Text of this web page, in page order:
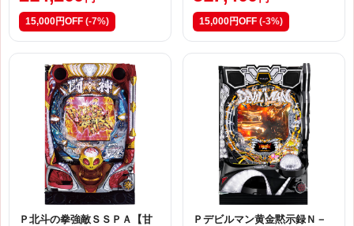
15,000円OFF (-7%) 15,000円OFF (-3%)
Ｐ北斗の拳強敵ＳＳＰＡ【甘
Ｐデビルマン黄金黙示録Ｎ－